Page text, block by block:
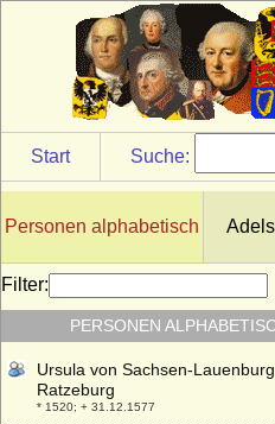
Start Suche:
Personen alphabetisch
Filter:
PERSONEN
* 1522; + 18.09.1554
Ursula von Klüx und
* nicht überliefert; + nicht überliefert
Ursula von Pentz
Ursula von Quitzow
* unbekannt; + 17.02.1477
Ursula von Rohr (a.d.H.
* ?; + nach dem 06.01.1532
Ursula von Rosenfeld
* unbekannt; + 26.02.1538
Ursula von Sachsen-
Ratzeburg
* 1520; + 31.12.1577